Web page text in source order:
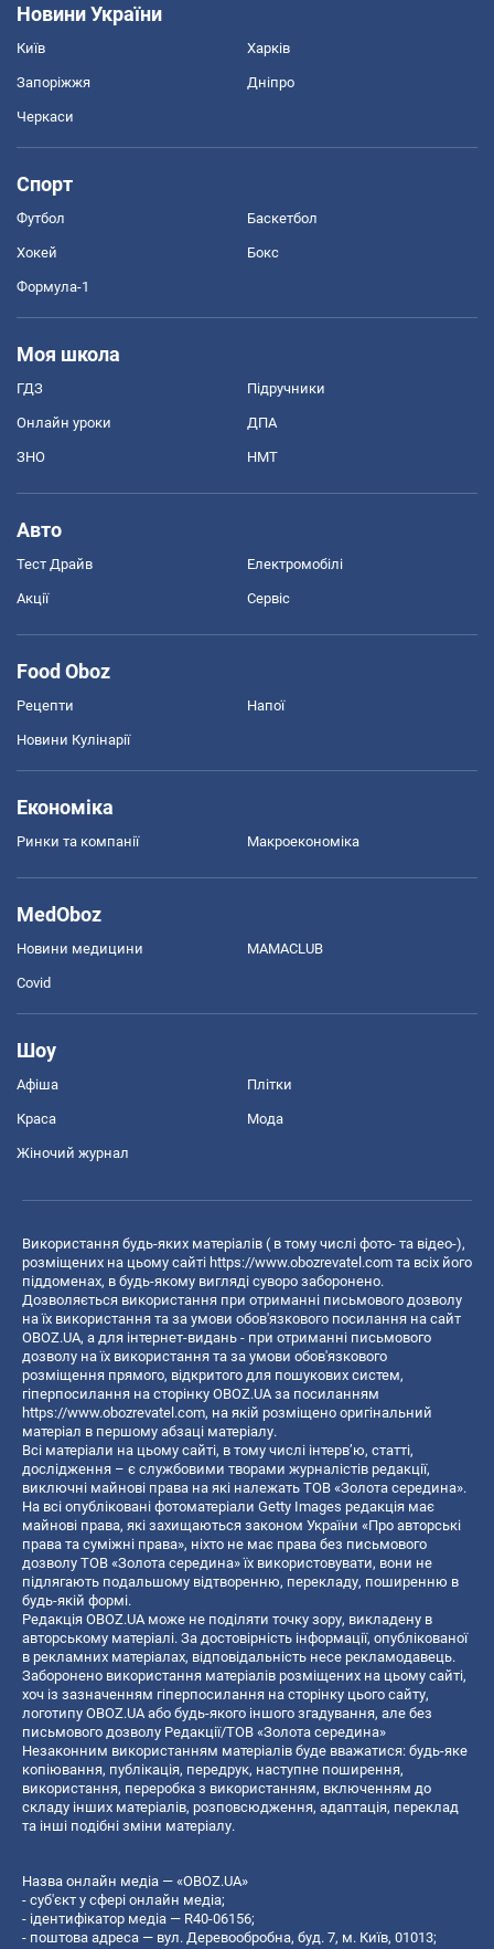
Новини України
Київ Харків
Запоріжжя Дніпро
Черкаси
Спорт
Футбол Баскетбол
Хокей Бокс
Формула-1
Моя школа
ГДЗ Підручники
Онлайн уроки ДПА
ЗНО НМТ
Авто
Тест Драйв Електромобілі
Акції Сервіс
Food Oboz
Рецепти Напої
Новини Кулінарії
Економіка
Ринки та компанії Макроекономіка
MedOboz
Новини медицини MAMACLUB
Covid
Шоу
Афіша Плітки
Краса Мода
Жіночий журнал
Використання будь-яких матеріалів ( в тому числі фото- та відео-),
розміщених на цьому сайті https://www.obozrevatel.com та всіх його
піддоменах, в будь-якому вигляді суворо заборонено.
Дозволяється використання при отриманні письмового дозволу
на їх використання та за умови обов'язкового посилання на сайт
OBOZ.UA, а для інтернет-видань - при отриманні письмового
дозволу на їх використання та за умови обов'язкового
розміщення прямого, відкритого для пошукових систем,
гіперпосилання на сторінку OBOZ.UA за посиланням
https://www.obozrevatel.com, на якій розміщено оригінальний
матеріал в першому абзаці матеріалу.
Всі матеріали на цьому сайті, в тому числі інтерв’ю, статті,
дослідження – є службовими творами журналістів редакції,
виключні майнові права на які належать ТОВ «Золота середина».
На всі опубліковані фотоматеріали Getty Images редакція має
майнові права, які захищаються законом України «Про авторські
права та суміжні права», ніхто не має права без письмового
дозволу ТОВ «Золота середина» їх використовувати, вони не
підлягають подальшому відтворенню, перекладу, поширенню в
будь-якій формі.
Редакція OBOZ.UA може не поділяти точку зору, викладену в
авторському матеріалі. За достовірність інформації, опублікованої
в рекламних матеріалах, відповідальність несе рекламодавець.
Заборонено використання матеріалів розміщених на цьому сайті,
хоч із зазначенням гіперпосилання на сторінку цього сайту,
логотипу OBOZ.UA або будь-якого іншого згадування, але без
письмового дозволу Редакції/ТОВ «Золота середина»
Незаконним використанням матеріалів буде вважатися: будь-яке
копiювання, публiкацiя, передрук, наступне поширення,
використання, переробка з використанням, включенням до
складу інших матеріалів, розповсюдження, адаптація, переклад
та інші подібні зміни матеріалу.
Назва онлайн медіа — «OBOZ.UA»
- суб'єкт у сфері онлайн медіа;
- ідентифікатор медіа — R40-06156;
- поштова адреса — вул. Деревообробна, буд. 7, м. Київ, 01013;